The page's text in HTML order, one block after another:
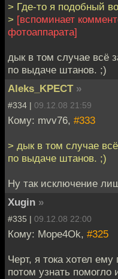
> Где-то я подобный
> [вспоминает
фотоаппарата]
дык в том случае всё
по выдаче штанов. ;)
Aleks_KPECT »
#334 | 09.12.08 21:59
Кому: mvv76, #333
> дык в том случае
по выдаче штанов. ;)
Ну так исключение
Xugin »
#335 | 09.12.08 22:00
Кому: Mope4Ok, #325
Черт, я тока хотел
потом узнать помогло